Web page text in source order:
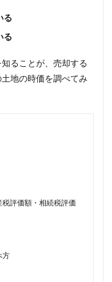
る
る
ることが、売却する
地の時価を調べてみ
評価額・相続税評価
方